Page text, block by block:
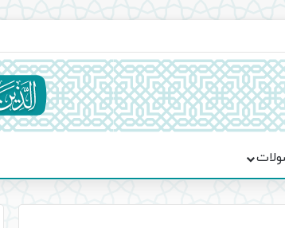
تمدن‌سازی امت اسلامی